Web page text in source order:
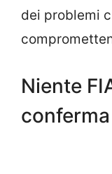
dei problemi
Niente